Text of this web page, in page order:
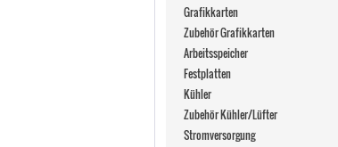
Grafikkarten
Zubehör Grafikkarten
Arbeitsspeicher
Festplatten
Kühler
Zubehör Kühler/Lüfter
Stromversorgung